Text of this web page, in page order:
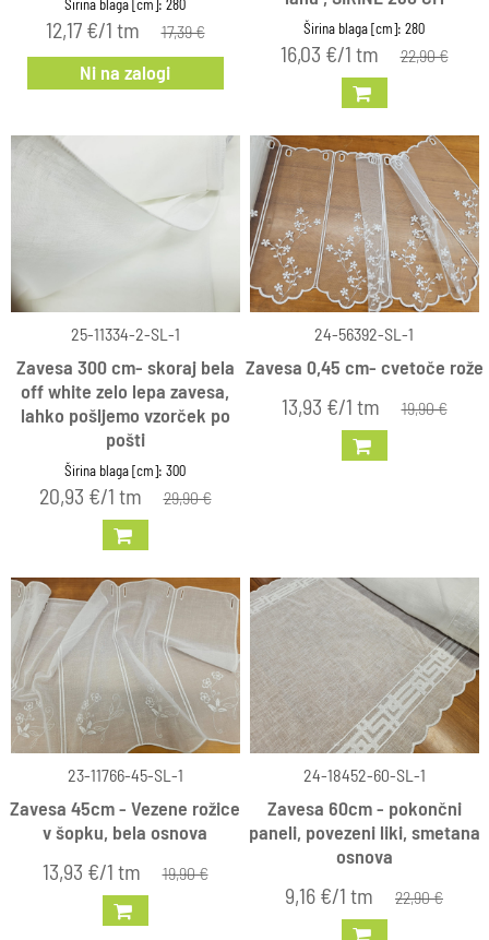
Širina blaga [cm]: 280
12,17 €/1 tm 17,39 €
Ni na zalogi
Širina blaga [cm]: 280
16,03 €/1 tm 22,90 €
25-11334-2-SL-1
Zavesa 300 cm- skoraj bela
off white zelo lepa zavesa,
lahko pošljemo vzorček po
pošti
Širina blaga [cm]: 300
20,93 €/1 tm 29,90 €
24-56392-SL-1
Zavesa 0,45 cm- cvetoče rože
13,93 €/1 tm 19,90 €
23-11766-45-SL-1
Zavesa 45cm - Vezene rožice
v šopku, bela osnova
13,93 €/1 tm 19,90 €
24-18452-60-SL-1
Zavesa 60cm - pokončni
paneli, povezeni liki, smetana
osnova
9,16 €/1 tm 22,90 €